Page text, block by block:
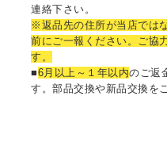
連絡下さい。
※返品先の住所が当店では
前にご一報ください。ご協
す。
■6月以上～１年以内のご返
す。部品交換や新品交換を